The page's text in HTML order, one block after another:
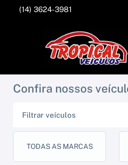
(14) 3624-3981
Confira nossos
Filtrar veículos
TODAS AS MARCAS